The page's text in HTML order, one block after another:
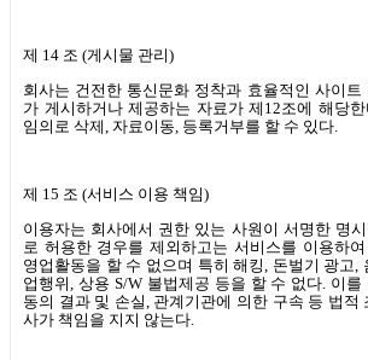
제 14 조 (게시물 관리)
회사는 건전한 통신문화 정착과 효율적인 사이
가 게시하거나 제공하는 자료가 제 12조에 해당
임의로 삭제 자료이동 등록거부를 할 수 있다
제 15 조 (서비스 이용 책임)
이용자는 회사에서 권한 있는 사원이 서명한 명
로 허용한 경우를 제외하고는 서비스를 이용하
영업활동을 할 수 없으며 특히 해킹
돈벌기 광고
업행위 상용 S/W 불법제공 등을 할 수 없다 이를
동의 결과 및 손실 관계기관에 의한 구속 등 법적
사가 책임을 지지 않는다